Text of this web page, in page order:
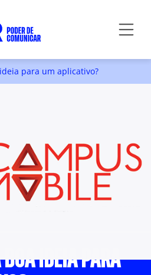
para um aplicativo?
IDEIA PARA